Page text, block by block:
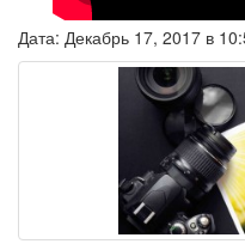
Дата: Декабрь 17, 2017 в